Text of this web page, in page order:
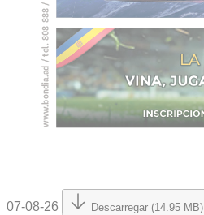
07-08-26 Descarregar (14.95 MB)